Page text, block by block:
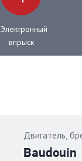
Электронный
впрыск
Двигатель,
Baudouin